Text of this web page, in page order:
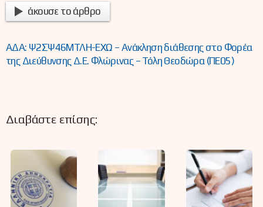
άκουσε το άρθρο
ΑΔΑ: Ψ2ΣΨ46ΜΤΛΗ-ΕΧΩ – Ανάκληση διάθεσης στο Φορέα
της Διεύθυνσης Δ.Ε. Φλώρινας – Τόλη Θεοδώρα (ΠΕ05)
Διαβάστε επίσης: